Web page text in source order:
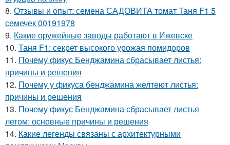
8. Отзывы и опыт: семена САДОВИТА томат Таня F1 5
семечек 00191978
9. Какие оружейные заводы работают в Ижевске
10. Таня F1: секрет высокого урожая помидоров
11. Почему фикус Бенджамина сбрасывает листья:
причины и решения
12. Почему у фикуса бенджамина желтеют листья:
причины и решения
13. Почему фикус Бенджамина сбрасывает листья
летом: основные причины и решения
14. Какие легенды связаны с архитектурными